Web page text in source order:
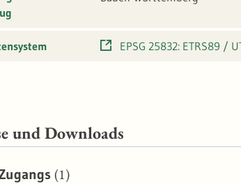
EPSG 25832: ETRS89 /
und Downloads
(1)